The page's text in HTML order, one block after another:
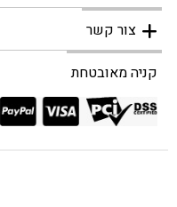
צור קשר
קניה מאובטחת